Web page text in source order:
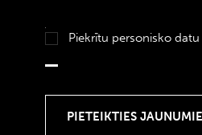
Piekrītu personisko datu